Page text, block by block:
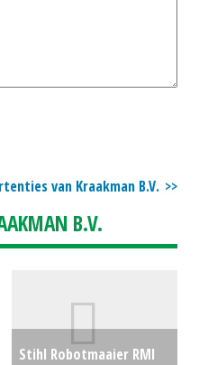
van Kraakman B.V.
B.V.
Stihl Robotmaaier RMI